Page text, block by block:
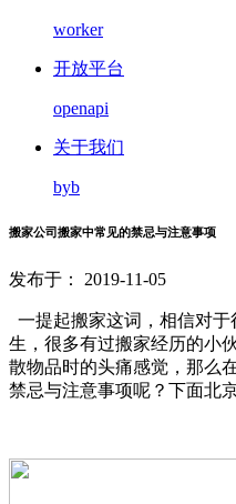
worker
开放平台
openapi
关于我们
byb
搬家公司搬家中常见的禁忌与注意事项
发布于： 2019-11-05
一提起搬家这词，相信对
生，很多有过搬家经历的小
散物品时的头痛感觉，那么
禁忌与注意事项呢？下面北